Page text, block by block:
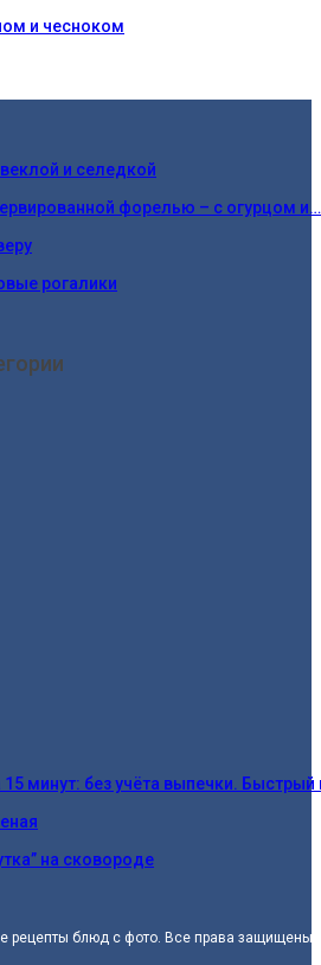
и чесноком
и селедкой
форелью – с огурцом и…
рогалики
минут: без учёта выпечки. Быстрый
на сковороде
рецепты блюд с фото. Все права защищены.